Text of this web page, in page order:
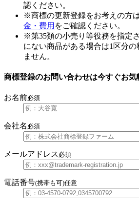
認ください。
※商標の更新登録をお考えの方
金・費用 をご確認ください。
※第35類の小売り等役務を指定
にない商品がある場合は1区分
ません。
商標登録のお問い合わせは今すぐお気
お名前必須
会社名 必須
メールアドレス 必須
電話番号(携帯も可)任意